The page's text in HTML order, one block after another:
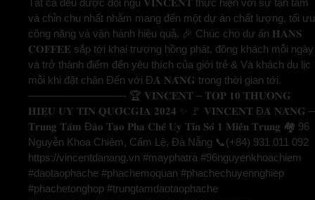
Tất cả đều được đội ngũ 𝐕𝐈𝐍𝐂𝐄𝐍𝐓 thực hiện với sự tận tâm
và chỉn chu nhất nhằm mang đến một dự án chất lượng, tối ưu
công năng và vận hành hiệu quả. 🎉 Chúc cho dự án 𝐇𝐀𝐍𝐒
𝐂𝐎𝐅𝐅𝐄𝐄 sắp tới khai trương hồng phát, đông khách mỗi ngày
và trở thành điểm đến yêu thích của giới trẻ & Và khách du lịc
mỗi khi đặt chân Đến với Đ𝐀̀ 𝐍𝐀̆̃𝐍𝐆 trong thời gian tới.
—————————- 🏆 𝐕𝐈𝐍𝐂𝐄𝐍𝐓 – 𝐓𝐎𝐏 𝟏𝟎 𝐓𝐇𝐔̛𝐎̛𝐍𝐆
𝐇𝐈𝐄̣̂𝐔 𝐔𝐘 𝐓𝐈́𝐍 𝐐𝐔𝐎̂́𝐂𝐆𝐈𝐀 𝟐𝟎𝟐𝟒 ✨ 🚩 𝐕𝐈𝐍𝐂𝐄𝐍𝐓 Đ𝐀̀ 𝐍𝐀̆̃𝐍𝐆 –
𝐓𝐫𝐮𝐧𝐠 𝐓𝐚̂𝐦 Đ𝐚̀𝐨 𝐓𝐚̣𝐨 𝐏𝐡𝐚 𝐂𝐡𝐞̂́ 𝐔𝐲 𝐓𝐢́𝐧 𝐒𝐨̂́ 𝟏 𝐌𝐢𝐞̂̀𝐧 𝐓𝐫𝐮𝐧𝐠 🏘️ 96
Nguyễn Khoa Chiêm, Cẩm Lệ, Đà Nẵng 📞(+84) 931 011 092
https://vincentdanang.vn #mayphatra #96nguyenkhoachiem
#daotaophache #phachemoquan #phachechuyennghiep
#phachetonghop #trungtamdaotaophache